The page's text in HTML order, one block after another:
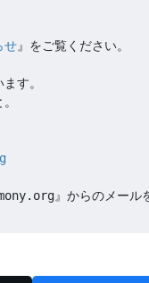
せ』をご覧ください。
す。
』からのメール